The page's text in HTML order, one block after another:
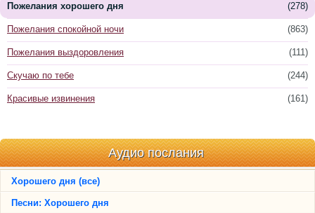
(278)
Пожелания хорошего дня
(863)
Пожелания спокойной ночи
(111)
Пожелания выздоровления
(244)
Скучаю по тебе
(161)
Красивые извинения
Аудио послания
Хорошего дня (все)
Песни: Хорошего дня